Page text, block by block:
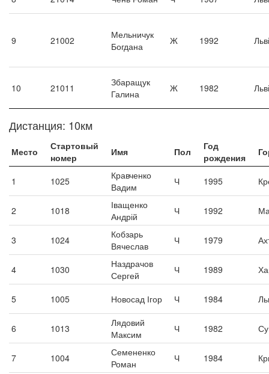
9 21002
Мельничук
Богдана
Ж 1992
10 21011
Збаращук
Галина
Ж 1982
Дистанция: 10км
Место
Стартовый
номер
Имя Пол
Год
рождения
1 1025
Кравченко
Вадим
Ч 1995
2 1018
Іващенко
Андрій
Ч 1992
3 1024
Кобзарь
Вячеслав
Ч 1979
4 1030
Наздрачов
Сергей
Ч 1989
5 1005 Новосад Ігор Ч 1984
6 1013
Лядовий
Максим
Ч 1982
7 1004
Семененко
Роман
Ч 1984